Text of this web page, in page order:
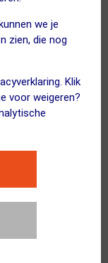
we je
zien, die nog
Klik
voor weigeren?
lange